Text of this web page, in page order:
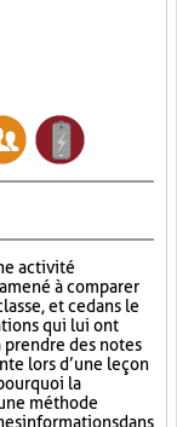
activité
à comparer
et ce dans le
qui lui ont
des notes
lors d’une leçon
la
méthode
informations dans